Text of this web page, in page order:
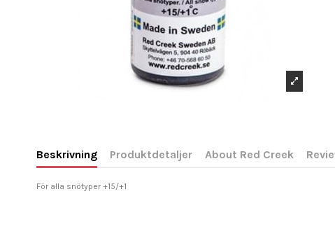
Beskrivning Produktdetaljer About Red Creek
För alla snötyper +15/+1